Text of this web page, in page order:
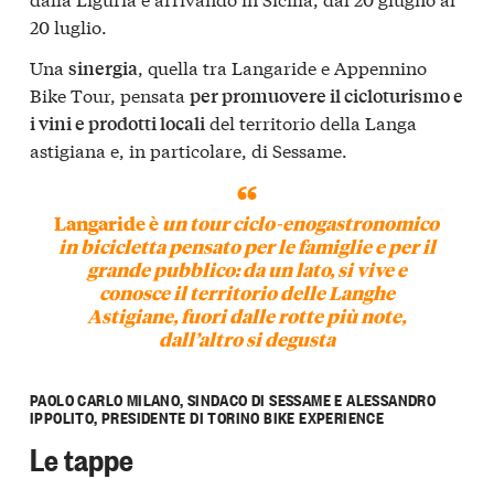
20 luglio.
Una sinergia, quella tra Langaride e Appennino
Bike Tour, pensata per promuovere il cicloturismo e
i vini e prodotti localidel territorio della Langa
astigiana e, in particolare, di Sessame.
Langaride èuntour ciclo-enogastronomico
in bicicletta pensatoper le famiglie e per il
grande pubblico: da un lato, si vive e
conosce il territorio delle Langhe
Astigiane, fuori dalle rotte più note,
dall’altro si degusta
PAOLO CARLO MILANO, SINDACO DI SESSAME E ALESSANDRO
IPPOLITO, PRESIDENTE DI TORINO BIKE EXPERIENCE
Le tappe